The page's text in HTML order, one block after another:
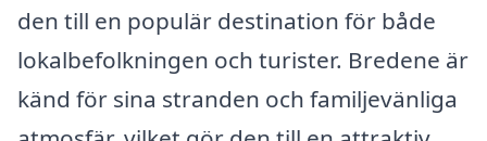
den till en populär destination för både
lokalbefolkningen och turister. Bredene är
känd för sina stranden och familjevänliga